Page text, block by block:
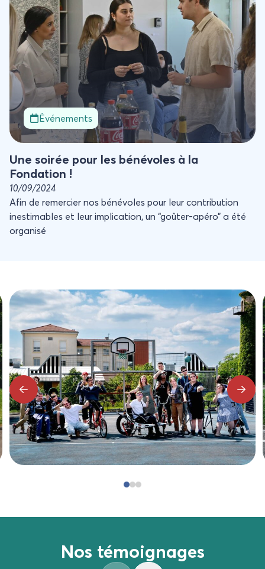
Événements
Une soirée pour les bénévoles à la
Fondation !
10/09/2024
Afin de remercier nos bénévoles pour leur contribution
inestimables et leur implication, un “goûter-apéro” a été
organisé
Nos témoignages